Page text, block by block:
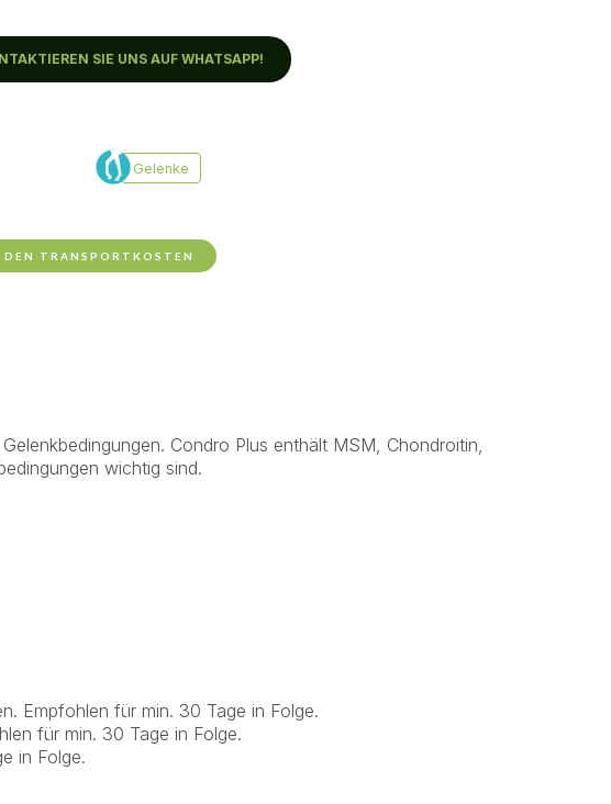
SIE UNS AUF WHATSAPP!
TRANSPORTKOSTEN
Condro Plus enthält MSM, Chondroitin,
wichtig sind.
Empfohlen für min. 30 Tage in Folge.
für min. 30 Tage in Folge.
in Folge.